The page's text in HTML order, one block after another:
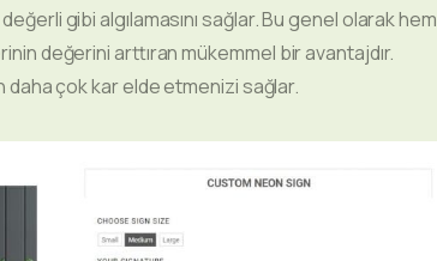
gibi algılamasını sağlar. Bu genel olarak hem
değerini arttıran mükemmel bir avantajdır.
çok kar elde etmenizi sağlar.